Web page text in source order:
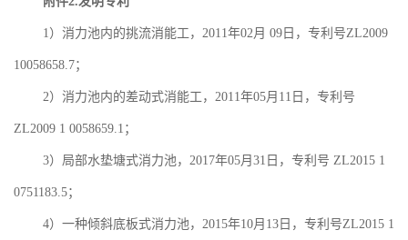
1）消力池内的挑流消能工，2011年02月 09日，专利号ZL2009
10058658.7；
2）消力池内的差动式消能工，2011年05月11日，专利号
ZL2009 1 0058659.1；
3）局部水垫塘式消力池，2017年05月31日，专利号 ZL2015 1
0751183.5；
4）一种倾斜底板式消力池，2015年10月13日，专利号ZL2015 1